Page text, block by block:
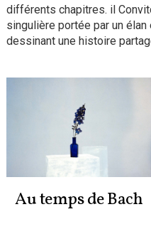
différents chapitres. il
singulière portée par un
dessinant une histoire
Au temps de Bach